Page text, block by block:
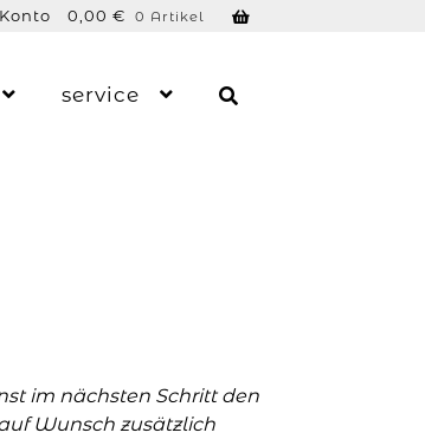
0,00 € 0 Artikel
service
im nächsten Schritt den
Wunsch zusätzlich